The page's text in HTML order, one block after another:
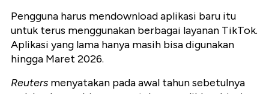
Pengguna harus mendownload aplikasi baru itu
untuk terus menggunakan berbagai layanan TikTok.
Aplikasi yang lama hanya masih bisa digunakan
hingga Maret 2026.
Reuters menyatakan pada awal tahun sebetulnya